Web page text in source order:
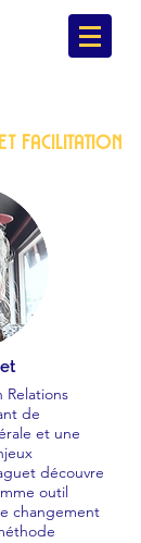
et facilitatiOn
Relations
de
et une
découvre
outil
changement